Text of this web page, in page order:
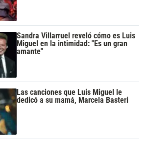
Sandra Villarruel reveló cómo es Luis
Miguel en la intimidad: "Es un gran
amante"
Las canciones que Luis Miguel le
dedicó a su mamá, Marcela Basteri